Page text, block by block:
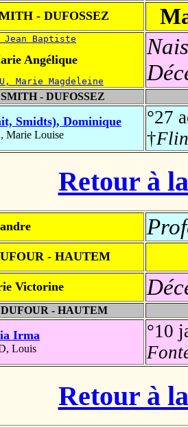
- DUFOSSEZ
Jean Baptiste
Angélique
Marie Magdeleine
SMITH - DUFOSSEZ
Smidts), Dominique
Marie Louise
°27
†
Retour à
- HAUTEM
Victorine
DUFOUR - HAUTEM
Irma
Louis
°10
Retour à